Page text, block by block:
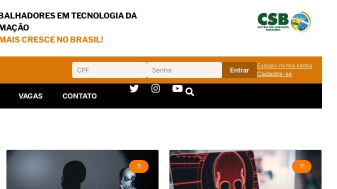
EM TECNOLOGIA DA
CRESCE NO BRASIL!
Entrar
Esqueci minha senha
Cadastre-se
VAGAS CONTATO
TI TI